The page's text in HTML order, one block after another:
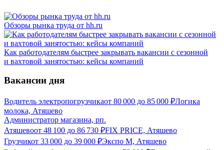
Обзоры рынка труда от hh.ru
Как работодателям быстрее закрывать вакансии с сезонной
и вахтовой занятостью: кейсы компаний
Вакансии дня
Водитель электропогрузчикаот 80 000 до 85 000 ₽Логика
молока, Атяшево
Администратор магазина, рп.
Атяшевоот 48 100 до 86 730 ₽FIX PRICE, Атяшево
Грузчикот 33 000 до 39 000 ₽Экспо М, Атяшево